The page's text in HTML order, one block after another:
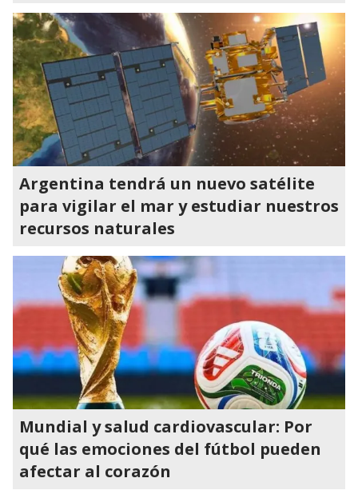
Argentina tendrá un nuevo satélite
para vigilar el mar y estudiar nuestros
recursos naturales
Mundial y salud cardiovascular: Por
qué las emociones del fútbol pueden
afectar al corazón